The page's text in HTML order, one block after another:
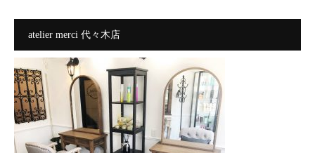
atelier merci 代々木店